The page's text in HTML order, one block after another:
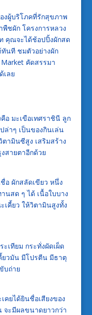
งผู้บริโภคที่รักสุขภาพ
ชผัก โครงการหลวง
คุณจะได้ช้อปปิ้งผักสด
นที ชมตัวอย่างผัก
คัดสรรมา
ลย
อ มะเขือเทศราชินี ลูก
ล่าๆ เป็นของกินเล่น
ามินซีสูง เสริมสร้าง
สายตาอีกด้วย
อ ผักสลัดเขียว หนึ่ง
นสด ๆ ได้ เนื้อใบบาง
คี้ยว ให้วิตามินสูงทั้ง
เทียม กระทั่งผัดเผ็ด
ยวมัน มีโปรตีน มีธาตุ
บถ่าย
ยได้ยินชื่อเสียงของ
ะมีผลขนาดยาวกว่า